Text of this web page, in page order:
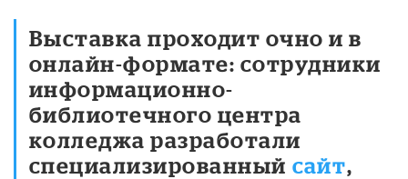
Выставка проходит очно и в
онлайн-формате: сотрудники
информационно-
библиотечного центра
колледжа разработали
специализированный сайт,